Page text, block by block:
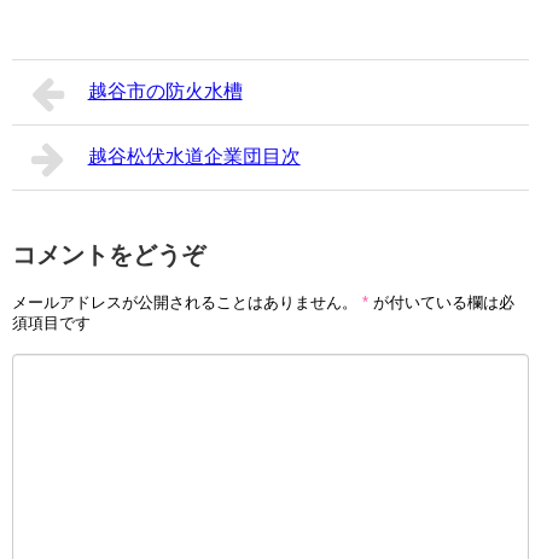
越谷市の防火水槽
越谷松伏水道企業団目次
コメントをどうぞ
メールアドレスが公開されることはありません。 * が付いている欄は必
須項目です